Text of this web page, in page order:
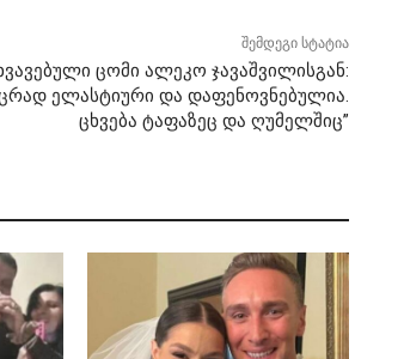
შემდეგი სტატია
ცომი ალეკო ჯავაშვილისგან:
ელასტიური და დაფენოვნებულია.
ცხვება ტაფაზეც და ღუმელშიც”